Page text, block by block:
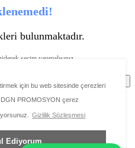
için bu web sitesinde çerezleri
PROMOSYON çerez
Gizlilik Sözleşmesi
Ediyorum
bulunmaktadır.
seçim yapmalısınız.
için üye girişi